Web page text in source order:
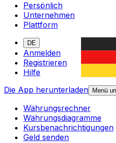
Persönlich
Unternehmen
Plattform
DE
Anmelden
Registrieren
Hilfe
Die App herunterladen
Menü
Währungsrechner
Währungsdiagramme
Kursbenachrichtigungen
Geld senden